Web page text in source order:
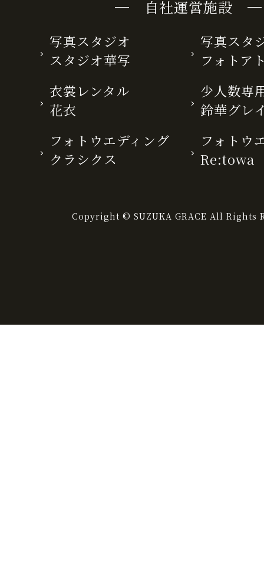
─ 自社運営施設 ─
写真スタジオ
スタジオ華写
写真スタ
フォトア
衣裳レンタル
花衣
少人数専
鈴華グレ
フォトウエディング
クラシクス
フォトウ
Re:towa
Copyright © SUZUKA GRACE All Rights